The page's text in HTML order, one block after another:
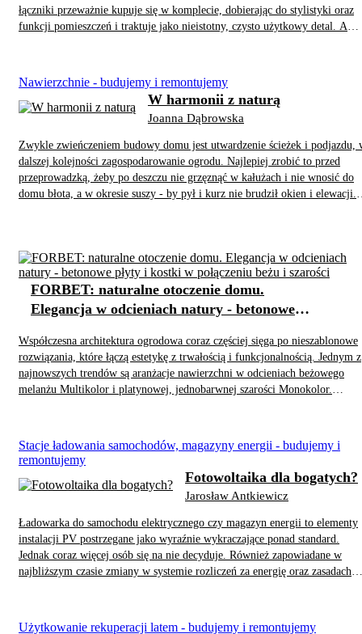
łączniki przeważnie kupuje się w komplecie, dobierając do stylistyki oraz
funkcji pomieszczeń i traktuje jako nieistotny, czysto użytkowy detal. A
Nawierzchnie - budujemy i remontujemy
Zwykle zwieńczeniem budowy domu jest utwardzenie ścieżek i podjazdu,
dalszej kolejności zagospodarowanie ogrodu. Najlepiej zrobić to przed
przeprowadzką, żeby po deszczu nie grzęznąć w kałużach i nie wnosić do
domu błota, a w okresie suszy - by pył i kurz nie brudził okien i elewacji.
W harmonii z naturą
Joanna Dąbrowska
Współczesna architektura ogrodowa coraz częściej sięga po nieszablonowe
rozwiązania, które łączą estetykę z trwałością i funkcjonalnością. Jednym z
najnowszych trendów są aranżacje nawierzchni w odcieniach beżowego
melanżu Multikolor i platynowej, jednobarwnej szarości Monokolor.
FORBET: naturalne otoczenie domu.
Elegancja w odcieniach natury - betonowe
Stacje ładowania samochodów, magazyny energii - budujemy i
remontujemy
Ładowarka do samochodu elektrycznego czy magazyn energii to elementy
instalacji PV postrzegane jako wyraźnie wykraczające ponad standard.
Jednak coraz więcej osób się na nie decyduje. Również zapowiadane w
najbliższym czasie zmiany w systemie rozliczeń za energię oraz zasadach
większego znaczenia nabiera przede wszystkim wykorzystywanie
Fotowoltaika dla bogatych?
Jarosław Antkiewicz
Użytkowanie rekuperacji latem - budujemy i remontujemy